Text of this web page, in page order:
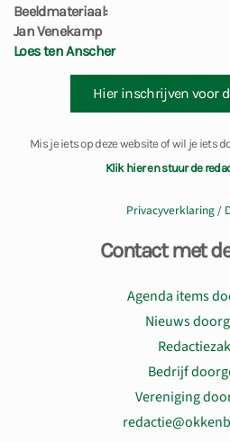
Beeldmateriaal:
Jan Venekamp
Loes ten Anscher
Hier inschrijven voor
Mis je iets op deze website of wil je iets
Klik hier en stuur de
Privacyverklaring /
Contact met
Agenda items
Nieuws
Bedrijf
Vereniging